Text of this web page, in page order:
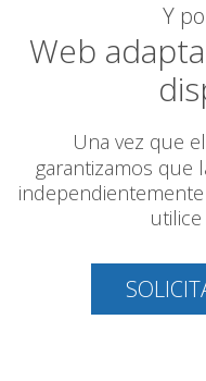
Y
Web
Una vez que
garantizamos que